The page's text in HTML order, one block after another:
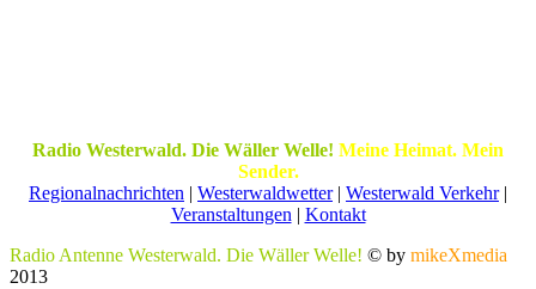
Radio Westerwald. Die Wäller Welle! Meine Heimat. Mein
Sender.
Regionalnachrichten | Westerwaldwetter| Westerwald Verkehr|
Veranstaltungen | Kontakt
Radio Antenne Westerwald. Die Wäller Welle! © by mikeXmedia
2013